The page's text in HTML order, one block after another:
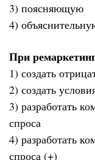
3) поясняющую
4)
При
1) создать
2) создать
3) разработать
спроса
4) разработать
спроса (+)